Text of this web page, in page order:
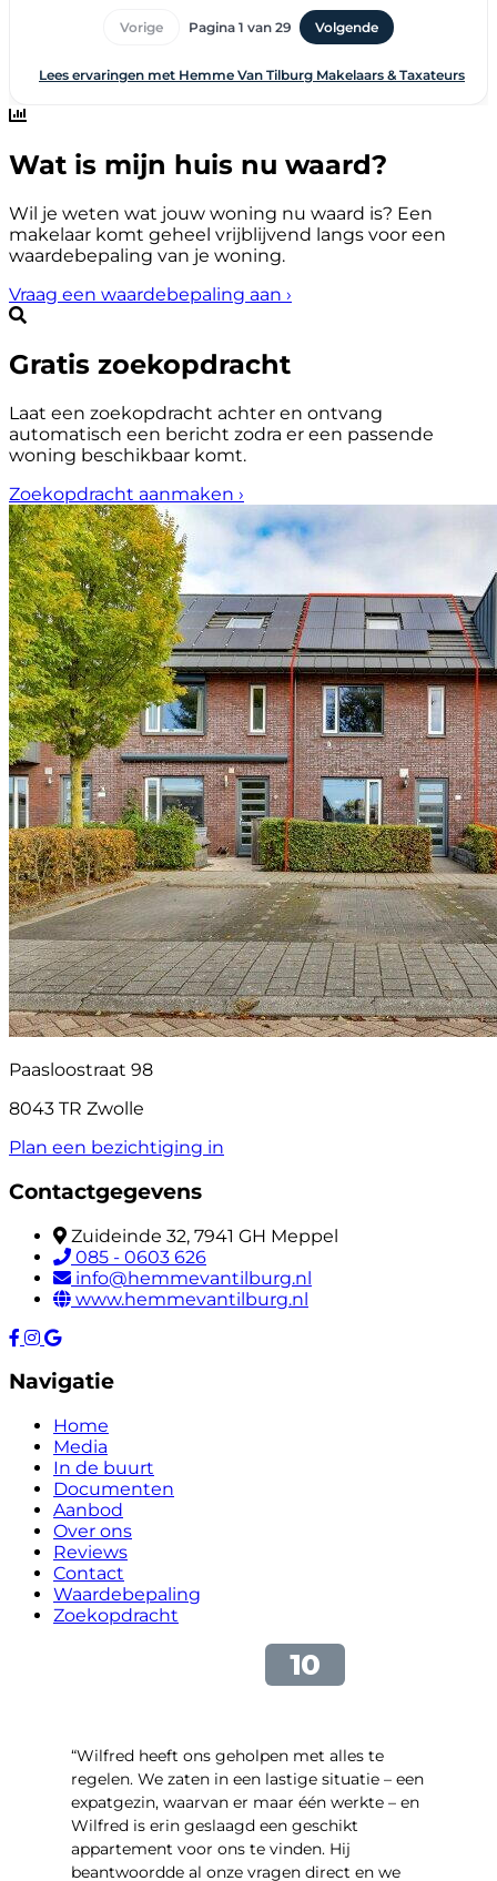
Wat is mijn huis nu waard?
Wil je weten wat jouw woning nu waard is? Een
makelaar komt geheel vrijblijvend langs voor een
waardebepaling van je woning.
Vraag een waardebepaling aan ›
Gratis zoekopdracht
Laat een zoekopdracht achter en ontvang
automatisch een bericht zodra er een passende
woning beschikbaar komt.
Zoekopdracht aanmaken ›
Paasloostraat 98
8043 TR Zwolle
Plan een bezichtiging in
Contactgegevens
Zuideinde 32, 7941 GH Meppel
085 - 0603 626
info@hemmevantilburg.nl
www.hemmevantilburg.nl
Navigatie
Home
Media
In de buurt
Documenten
Aanbod
Over ons
Reviews
Contact
Waardebepaling
Zoekopdracht
“Wilfred heeft ons geholpen met alles te
regelen. We zaten in een lastige situatie – een
expatgezin, waarvan er maar één werkte – en
Wilfred is erin geslaagd een geschikt
appartement voor ons te vinden. Hij
beantwoordde al onze vragen direct en we